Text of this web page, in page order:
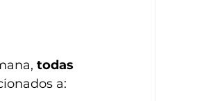
todas
a: